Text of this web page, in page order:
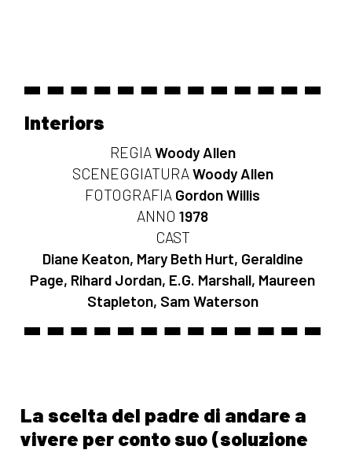
Interiors
REGIAWoody Allen
SCENEGGIATURAWoody Allen
FOTOGRAFIA Gordon Willis
ANNO 1978
CAST
Diane Keaton, Mary Beth Hurt, Geraldine
Page, Rihard Jordan, E.G. Marshall, Maureen
Stapleton, Sam Waterson
La scelta del padre di andare a
vivere per conto suo (soluzione